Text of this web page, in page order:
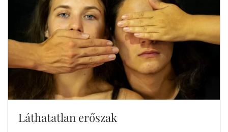
Láthatatlan erőszak